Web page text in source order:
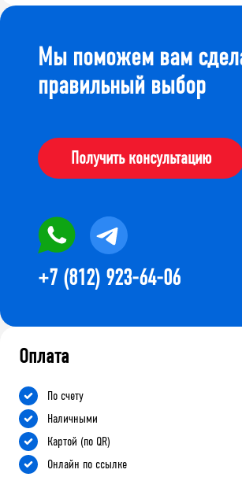
Мы поможем вам
правильный выбор
Получить консультацию
+7 (812) 923-64-06
Оплата
По счету
Наличными
Картой (по QR)
Онлайн по ссылке